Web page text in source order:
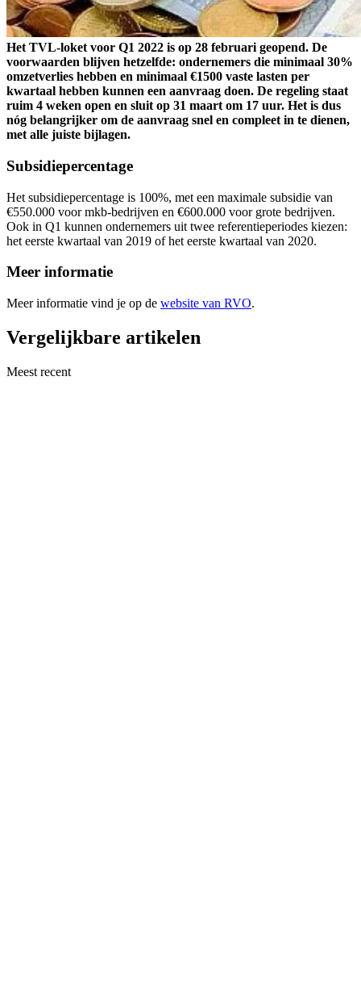
Het TVL-loket voor Q1 2022 is op 28 februari geopend. De
voorwaarden blijven hetzelfde: ondernemers die minimaal 30%
omzetverlies hebben en minimaal €1500 vaste lasten per
kwartaal hebben kunnen een aanvraag doen. De regeling staat
ruim 4 weken open en sluit op 31 maart om 17 uur. Het is dus
nóg belangrijker om de aanvraag snel en compleet in te dienen,
met alle juiste bijlagen.
Subsidiepercentage
Het subsidiepercentage is 100%, met een maximale subsidie van
€550.000 voor mkb-bedrijven en €600.000 voor grote bedrijven.
Ook in Q1 kunnen ondernemers uit twee referentieperiodes kiezen:
het eerste kwartaal van 2019 of het eerste kwartaal van 2020.
Meer informatie
Meer informatie vind je op de website van RVO.
Vergelijkbare artikelen
Meest recent